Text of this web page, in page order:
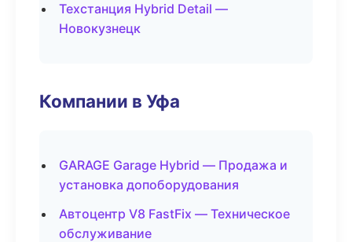
Техстанция Hybrid Detail —
Новокузнецк
Компании в Уфа
GARAGE Garage Hybrid — Продажа и
установка допоборудования
Автоцентр V8 FastFix — Техническое
обслуживание